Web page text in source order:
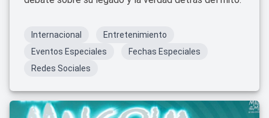
Internacional
Entretenimiento
Eventos Especiales
Fechas Especiales
Redes Sociales